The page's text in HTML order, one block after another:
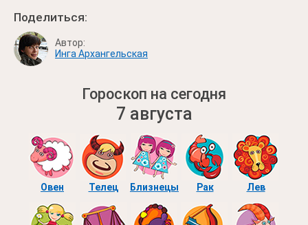
Поделиться:
Автор:
Инга Архангельская
Гороскоп на сегодня
7 августа
Овен Телец Близнецы Рак Лев